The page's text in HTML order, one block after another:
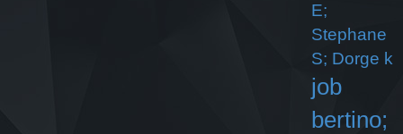
E;
Stephane
S; Dorge k
job
bertino;